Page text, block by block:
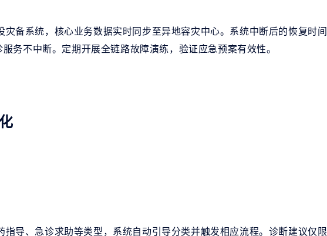
备系统，核心业务数据实时同步至异地容灾中心。系统中断后的恢复时间
务不中断。定期开展全链路故障演练，验证应急预案有效性。
导、急诊求助等类型，系统自动引导分类并触发相应流程。诊断建议仅限